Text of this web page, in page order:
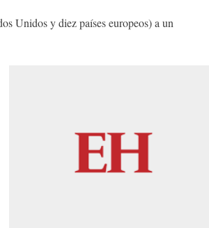
Unidos y diez países europeos) a un